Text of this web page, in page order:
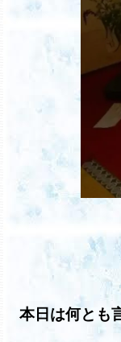
本日は何とも